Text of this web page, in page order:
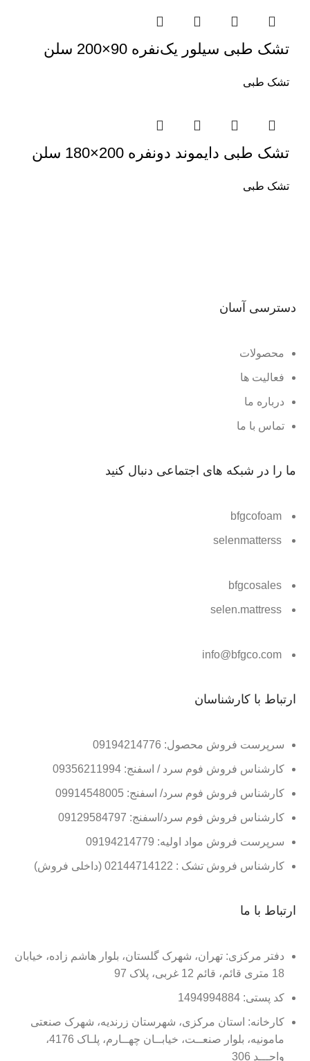
تشک طبی سیلور یک‌نفره 90×200 سلن
تشک طبی
تشک طبی دایموند دونفره 200×180 سلن
تشک طبی
دسترسی آسان
محصولات
فعالیت ها
درباره ما
تماس با ما
ما را در شبکه های اجتماعی دنبال کنید
bfgcofoam
selenmatterss
bfgcosales
selen.mattress
info@bfgco.com
ارتباط با کارشناسان
سرپرست فروش محصول: 09194214776
کارشناس فروش فوم سرد / اسفنج: 09356211994
کارشناس فروش فوم سرد/ اسفنج: 09914548005
کارشناس فروش فوم سرد/اسفنج: 09129584797
سرپرست فروش مواد اولیه: 09194214779
کارشناس فروش تشک : 02144714122 (داخلی فروش)
ارتباط با ما
دفتر مرکزی: تهران، شهرک گلستان، بلوار هاشم زاده، خیابان
18 متری قائم، قائم 12 غربی، پلاک 97
کد پستی: 1494994884
کارخانه: استان مرکزی، شهرستان زرندیه، شهرک صنعتی
مامونیه، بلوار صنعــت، خیابــان چهــارم، پلـاک 4176،
واحـــد 306